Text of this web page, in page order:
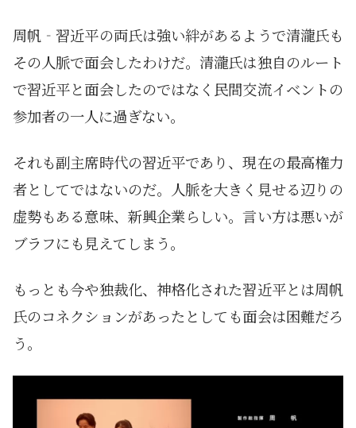
周帆‐習近平の両氏は強い絆があるようで清瀧氏も
その人脈で面会したわけだ。清瀧氏は独自のルート
で習近平と面会したのではなく民間交流イベントの
参加者の一人に過ぎない。
それも副主席時代の習近平であり、現在の最高権力
者としてではないのだ。人脈を大きく見せる辺りの
虚勢もある意味、新興企業らしい。言い方は悪いが
ブラフにも見えてしまう。
もっとも今や独裁化、神格化された習近平とは周帆
氏のコネクションがあったとしても面会は困難だろ
う。